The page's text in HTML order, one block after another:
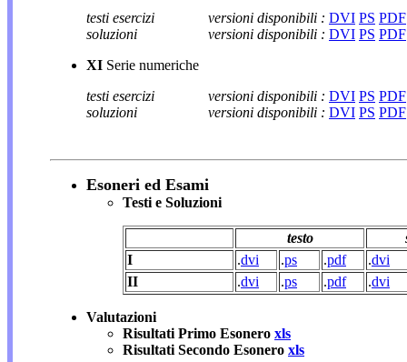
testi esercizi
versioni disponibili : DVI PS PDF
soluzioni
versioni disponibili : DVI PS PDF
XI Serie numeriche
testi esercizi
versioni disponibili : DVI PS PDF
soluzioni
versioni disponibili : DVI PS PDF
Esoneri ed Esami
Testi e Soluzioni
testo
I
.dvi .ps .pdf .dvi
II
.dvi .ps .pdf .dvi
Valutazioni
Risultati Primo Esonero xls
Risultati Secondo Esonero xls